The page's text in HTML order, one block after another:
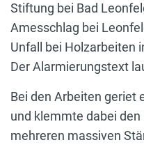
Stiftung bei Bad
Amesschlag bei
Unfall bei Holzarbeiten
Der Alarmierungstext
Bei den Arbeiten geriet
und klemmte dabei
mehreren massiven